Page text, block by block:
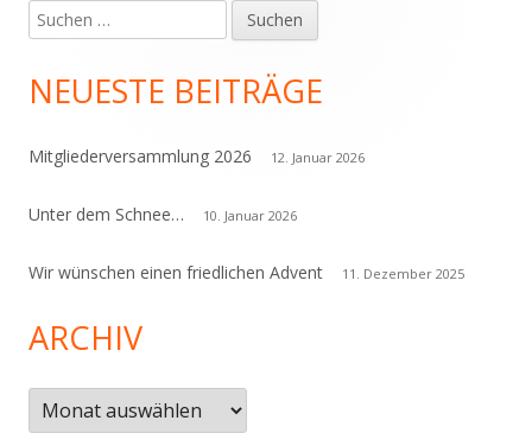
Haupt-
Seitenleiste
Suchen
nach:
NEUESTE BEITRÄGE
Mitgliederversammlung 2026 12. Januar 2026
Unter dem Schnee… 10. Januar 2026
Wir wünschen einen friedlichen Advent 11. Dezember 2025
ARCHIV
Archiv